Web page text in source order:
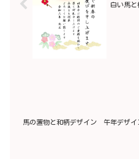
白い馬
馬の置物と和柄デザイン 午年デザイ